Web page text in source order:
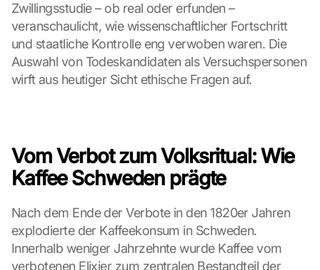
Zwillingsstudie – ob real oder erfunden –
veranschaulicht, wie wissenschaftlicher Fortschritt
und staatliche Kontrolle eng verwoben waren. Die
Auswahl von Todeskandidaten als Versuchspersonen
wirft aus heutiger Sicht ethische Fragen auf.
Vom Verbot zum Volksritual: Wie
Kaffee Schweden prägte
Nach dem Ende der Verbote in den 1820er Jahren
explodierte der Kaffeekonsum in Schweden.
Innerhalb weniger Jahrzehnte wurde Kaffee vom
verbotenen Elixier zum zentralen Bestandteil der
t
e
n
a
n
G
e
ü
b
r
t
a